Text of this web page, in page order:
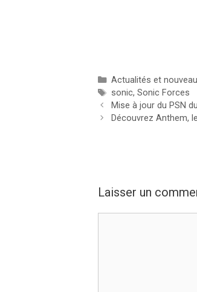
Catégories
Actualités et
Étiquettes
sonic, Sonic Forces
Mise à jour du PSN
Découvrez Anthem,
Laisser un